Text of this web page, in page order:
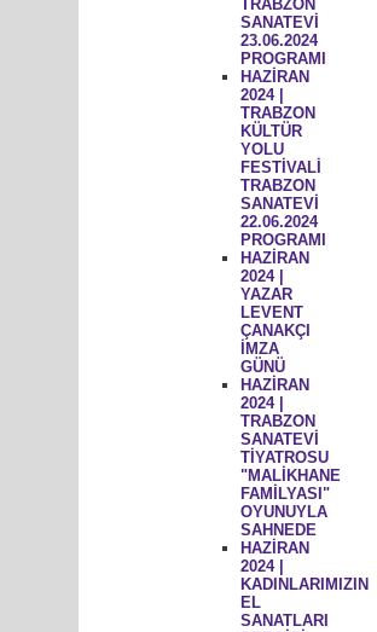
TRABZON
SANATEVİ
23.06.2024
PROGRAMI
HAZİRAN
2024 |
TRABZON
KÜLTÜR
YOLU
FESTİVALİ
TRABZON
SANATEVİ
22.06.2024
PROGRAMI
HAZİRAN
2024 |
YAZAR
LEVENT
ÇANAKÇI
İMZA
GÜNÜ
HAZİRAN
2024 |
TRABZON
SANATEVİ
TİYATROSU
"MALİKHANE
FAMİLYASI"
OYUNUYLA
SAHNEDE
HAZİRAN
2024 |
KADINLARIMIZIN
EL
SANATLARI